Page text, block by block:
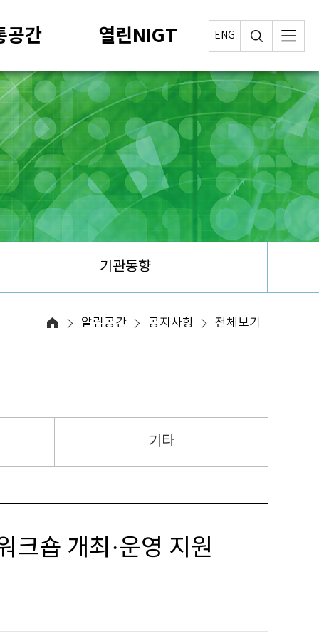
공간 열린NIGT ENG
기관동향
알림공간 공지사항 전체보기
기타
크숍 개최·운영 지원